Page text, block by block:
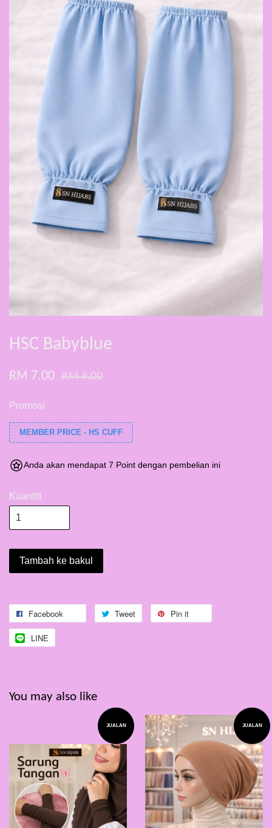
HSC Babyblue
RM 7.00 RM 9.00
Promosi
MEMBER PRICE - HS CUFF
Anda akan mendapat 7 Point dengan pembelian ini
Kuantiti
Tambah ke bakul
Facebook Tweet Pin it
LINE
You may also like
JUALAN JUALAN